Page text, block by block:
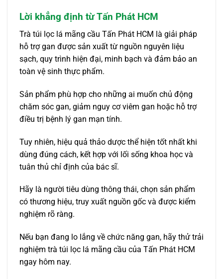
Lời khẳng định từ Tấn Phát HCM
Trà túi lọc lá mãng cầu Tấn Phát HCM là giải pháp
hỗ trợ gan được sản xuất từ nguồn nguyên liệu
sạch, quy trình hiện đại, minh bạch và đảm bảo an
toàn vệ sinh thực phẩm.
Sản phẩm phù hợp cho những ai muốn chủ động
chăm sóc gan, giảm nguy cơ viêm gan hoặc hỗ trợ
điều trị bệnh lý gan mạn tính.
Tuy nhiên, hiệu quả thảo dược thể hiện tốt nhất khi
dùng đúng cách, kết hợp với lối sống khoa học và
tuân thủ chỉ định của bác sĩ.
Hãy là người tiêu dùng thông thái, chọn sản phẩm
có thương hiệu, truy xuất nguồn gốc và được kiểm
nghiệm rõ ràng.
Nếu bạn đang lo lắng về chức năng gan, hãy thử trải
nghiệm trà túi lọc lá mãng cầu của Tấn Phát HCM
ngay hôm nay.